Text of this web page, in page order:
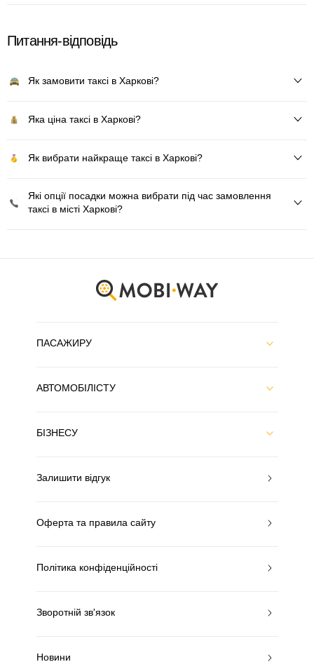
Питання-відповідь
Як замовити таксі в Харкові?
Яка ціна таксі в Харкові?
Як вибрати найкраще таксі в Харкові?
Які опції посадки можна вибрати під час замовлення
таксі в місті Харкові?
ПАСАЖИРУ
АВТОМОБІЛІСТУ
БІЗНЕСУ
Залишити відгук
Оферта та правила сайту
Політика конфіденційності
Зворотній зв'язок
Новини